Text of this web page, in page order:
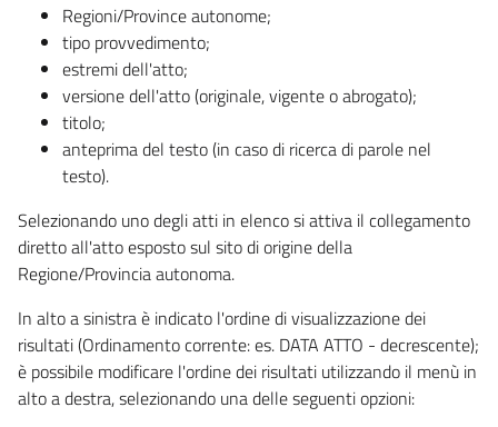
Regioni/Province autonome;
tipo provvedimento;
estremi dell'atto;
versione dell'atto (originale, vigente o abrogato);
titolo;
anteprima del testo (in caso di ricerca di parole nel
testo).
Selezionando uno degli atti in elenco si attiva il collegamento
diretto all'atto esposto sul sito di origine della
Regione/Provincia autonoma.
In alto a sinistra è indicato l'ordine di visualizzazione dei
risultati (Ordinamento corrente: es. DATA ATTO - decrescente);
è possibile modificare l'ordine dei risultati utilizzando il menù in
alto a destra, selezionando una delle seguenti opzioni: